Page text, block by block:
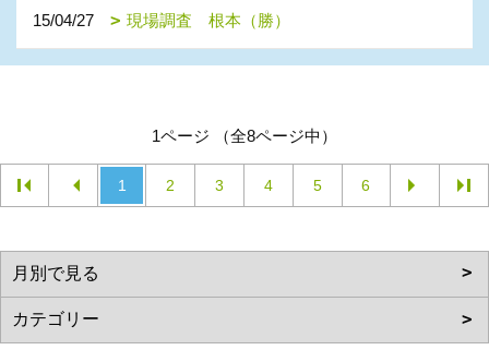
15/04/27 現場調査 根本（勝）
1ページ （全8ページ中）
1 2 3 4 5 6